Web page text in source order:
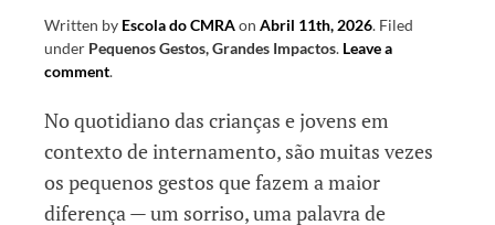
Written by Escola do CMRAon Abril 11th, 2026. Filed
under Pequenos Gestos, Grandes Impactos. Leave a
comment.
No quotidiano das crianças e jovens em
contexto de internamento, são muitas vezes
os pequenos gestos que fazem a maior
diferença — um sorriso, uma palavra de